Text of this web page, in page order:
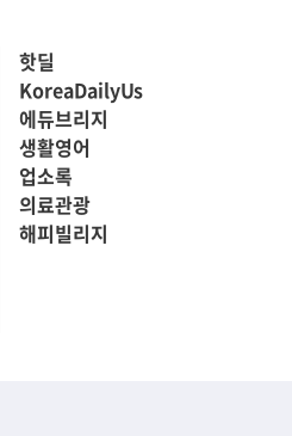
핫딜
KoreaDailyUs
에듀브리지
생활영어
업소록
의료관광
해피빌리지